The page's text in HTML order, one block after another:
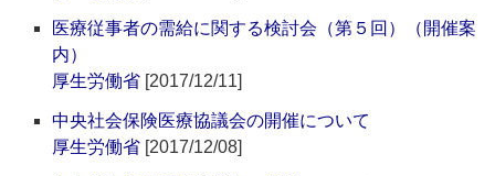
医療従事者の需給に関する検討会（第５回）（開催案
内）
厚生労働省 [2017/12/11]
中央社会保険医療協議会の開催について
厚生労働省 [2017/12/08]